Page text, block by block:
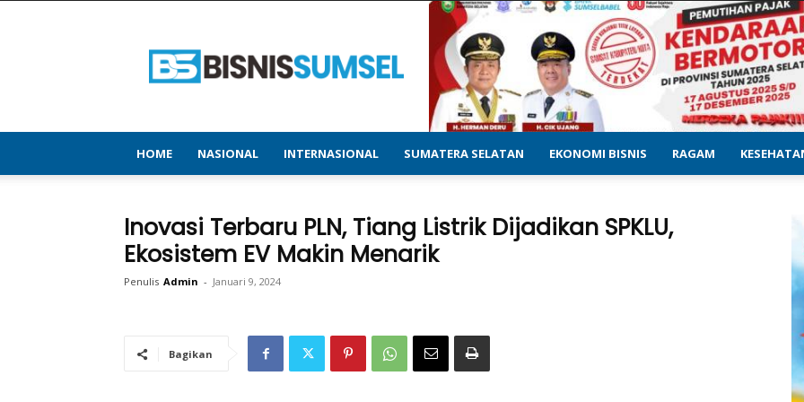
–
Menyajikan
&
Terupdate
HOME NASIONAL INTERNASIONAL SUMATERA SELATAN EKONOMI BISNIS RAGAM
Inovasi Terbaru PLN, Tiang Listrik Dijadikan SPKLU,
Ekosistem EV Makin Menarik
Penulis Admin - Januari 9, 2024
Bagikan